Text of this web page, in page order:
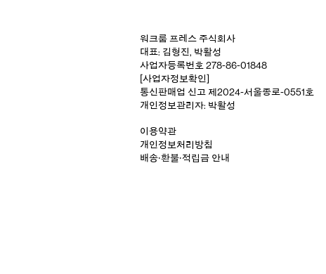
워크룸 프레스 주식회사
대표: 김형진, 박활성
사업자등록번호 278-86-01848
[사업자정보확인]
통신판매업 신고 제2024-서울종로-0551호
개인정보관리자: 박활성
이용약관
개인정보처리방침
배송‧환불‧적립금 안내